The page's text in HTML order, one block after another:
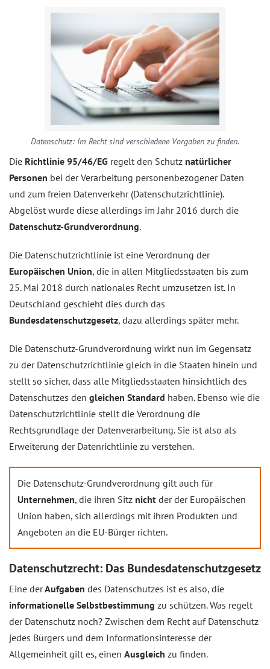
Datenschutz: Im Recht sind verschiedene Vorgaben zu finden.
Die Richtlinie 95/46/EG regelt den Schutz natürlicher
Personen bei der Verarbeitung personenbezogener Daten
und zum freien Datenverkehr (Datenschutzrichtlinie).
Abgelöst wurde diese allerdings im Jahr 2016 durch die
Datenschutz-Grundverordnung.
Die Datenschutzrichtlinie ist eine Verordnung der
Europäischen Union, die in allen Mitgliedsstaaten bis zum
25. Mai 2018 durch nationales Recht umzusetzen ist. In
Deutschland geschieht dies durch das
Bundesdatenschutzgesetz, dazu allerdings später mehr.
Die Datenschutz-Grundverordnung wirkt nun im Gegensatz
zu der Datenschutzrichtlinie gleich in die Staaten hinein und
stellt so sicher, dass alle Mitgliedsstaaten hinsichtlich des
Datenschutzes den gleichen Standard haben. Ebenso wie die
Datenschutzrichtlinie stellt die Verordnung die
Rechtsgrundlage der Datenverarbeitung. Sie ist also als
Erweiterung der Datenrichtlinie zu verstehen.
Die Datenschutz-Grundverordnung gilt auch für
Unternehmen, die ihren Sitz nicht der der Europäischen
Union haben, sich allerdings mit ihren Produkten und
Angeboten an die EU-Bürger richten.
Datenschutzrecht: Das Bundesdatenschutzgesetz
Eine derAufgaben des Datenschutzes ist es also, die
informationelle Selbstbestimmung zu schützen. Was regelt
der Datenschutz noch? Zwischen dem Recht auf Datenschutz
jedes Bürgers und dem Informationsinteresse der
Allgemeinheit gilt es, einen Ausgleich zu finden.